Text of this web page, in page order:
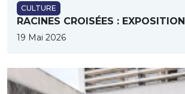
CULTURE
RACINES CROISÉES : EXPOSITION
19 Mai 2026